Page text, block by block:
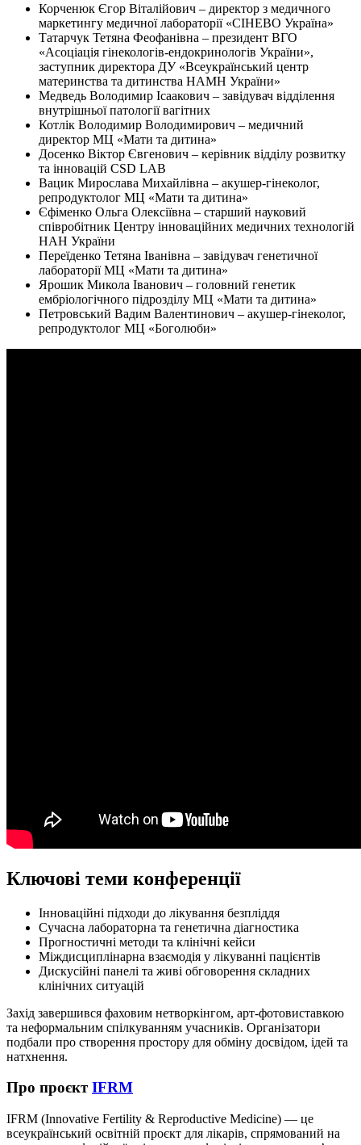
Корченюк Єгор Віталійович – директор з медичного
маркетингу медичної лабораторії «СІНЕВО Україна»
Татарчук Тетяна Феофанівна – президент ВГО
«Асоціація гінекологів-ендокринологів України»,
заступник директора ДУ «Всеукраїнський центр
материнства та дитинства НАМН України»
Медведь Володимир Ісаакович – завідувач відділення
внутрішньої патології вагітних
Котлік Володимир Володимирович – медичний
директор МЦ «Мати та дитина»
Досенко Віктор Євгенович – керівник відділу розвитку
та інновацій CSD LAB
Вацик Мирослава Михайлівна – акушер-гінеколог,
репродуктолог МЦ «Мати та дитина»
Єфіменко Ольга Олексіївна – старший науковий
співробітник Центру інноваційних медичних технологій
НАН України
Переїденко Тетяна Іванівна – завідувач генетичної
лабораторії МЦ «Мати та дитина»
Ярошик Микола Іванович – головний генетик
ембріологічного підрозділу МЦ «Мати та дитина»
Петровський Вадим Валентинович – акушер-гінеколог,
репродуктолог МЦ «Боголюби»
Ключові теми конференції
Інноваційні підходи до лікування безпліддя
Сучасна лабораторна та генетична діагностика
Прогностичні методи та клінічні кейси
Міждисциплінарна взаємодія у лікуванні пацієнтів
Дискусійні панелі та живі обговорення складних
клінічних ситуацій
Захід завершився фаховим нетворкінгом, арт-фотовиставкою
та неформальним спілкуванням учасників. Організатори
подбали про створення простору для обміну досвідом, ідей та
натхнення.
Про проєктIFRM
IFRM (Innovative Fertility & Reproductive Medicine) — це
всеукраїнський освітній проєкт для лікарів, спрямований на